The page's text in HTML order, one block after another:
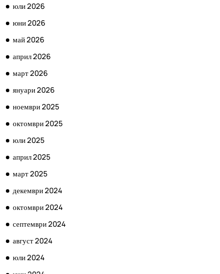
юли 2026
юни 2026
май 2026
април 2026
март 2026
януари 2026
ноември 2025
октомври 2025
юли 2025
април 2025
март 2025
декември 2024
октомври 2024
септември 2024
август 2024
юли 2024